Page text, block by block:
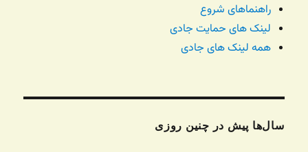
راهنماهای شروع
لینک های حمایت جادی
همه لینک های جادی
سال‌ها پیش در چنین روزی